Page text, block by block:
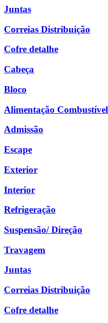
Juntas
Correias Distribuição
Cofre detalhe
Cabeça
Bloco
Alimentação Combustível
Admissão
Escape
Exterior
Interior
Refrigeração
Suspensão/ Direção
Travagem
Juntas
Correias Distribuição
Cofre detalhe